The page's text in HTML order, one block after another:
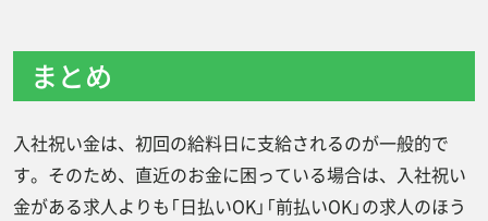
まとめ
入社祝い金は、初回の給料日に支給されるのが一般的で
す。そのため、直近のお金に困っている場合は、入社祝い
金がある求人よりも「日払いOK」「前払いOK」の求人のほう